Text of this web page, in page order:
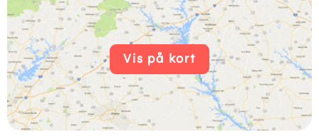
Vis på kort